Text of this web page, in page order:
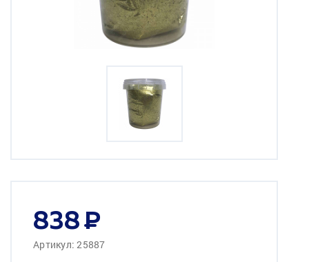
838
Артикул: 25887